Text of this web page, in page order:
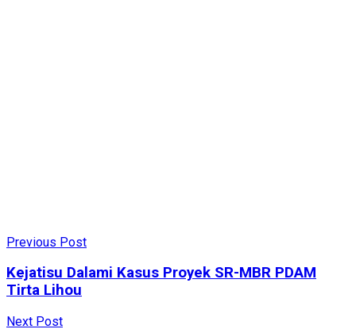
Previous Post
Kejatisu Dalami Kasus Proyek SR-MBR PDAM
Tirta Lihou
Next Post